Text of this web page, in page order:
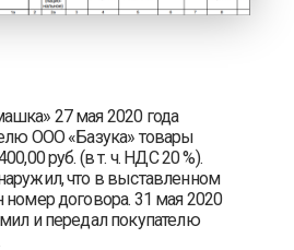
27 мая 2020 года
ООО «Базука» товары
руб. (в т. ч. НДС 20 %).
что в выставленном
договора. 31 мая 2020
и передал покупателю